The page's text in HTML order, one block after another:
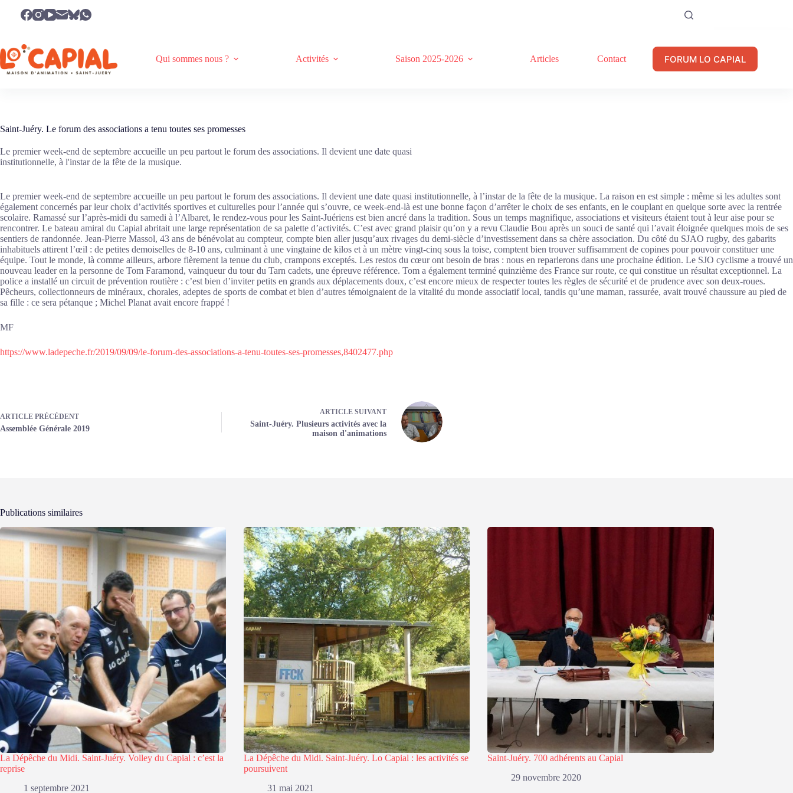
Qui sommes nous ? Activités Saison 2025-2026 Articles Contact FORUM LO CAPIAL
Saint-Juéry. Le forum des associations a tenu toutes ses promesses
Le premier week-end de septembre accueille un peu partout le forum des associations. Il devient une date quasi
institutionnelle, à l'instar de la fête de la musique.
Le premier week-end de septembre accueille un peu partout le forum des associations. Il devient une date quasi institutionnelle, à l’instar de la fête de la musique. La raison en est simple : même si les adultes sont
également concernés par leur choix d’activités sportives et culturelles pour l’année qui s’ouvre, ce week-end-là est une bonne façon d’arrêter le choix de ses enfants, en le couplant en quelque sorte avec la rentrée
scolaire. Ramassé sur l’après-midi du samedi à l’Albaret, le rendez-vous pour les Saint-Juériens est bien ancré dans la tradition. Sous un temps magnifique, associations et visiteurs étaient tout à leur aise pour se
rencontrer. Le bateau amiral du Capial abritait une large représentation de sa palette d’activités. C’est avec grand plaisir qu’on y a revu Claudie Bou après un souci de santé qui l’avait éloignée quelques mois de ses
sentiers de randonnée. Jean-Pierre Massol, 43 ans de bénévolat au compteur, compte bien aller jusqu’aux rivages du demi-siècle d’investissement dans sa chère association. Du côté du SJAO rugby, des gabarits
inhabituels attirent l’œil : de petites demoiselles de 8-10 ans, culminant à une vingtaine de kilos et à un mètre vingt-cinq sous la toise, comptent bien trouver suffisamment de copines pour pouvoir constituer une
équipe. Tout le monde, là comme ailleurs, arbore fièrement la tenue du club, crampons exceptés. Les restos du cœur ont besoin de bras : nous en reparlerons dans une prochaine édition. Le SJO cyclisme a trouvé un
nouveau leader en la personne de Tom Faramond, vainqueur du tour du Tarn cadets, une épreuve référence. Tom a également terminé quinzième des France sur route, ce qui constitue un résultat exceptionnel. La
police a installé un circuit de prévention routière : c’est bien d’inviter petits en grands aux déplacements doux, c’est encore mieux de respecter toutes les règles de sécurité et de prudence avec son deux-roues.
Pêcheurs, collectionneurs de minéraux, chorales, adeptes de sports de combat et bien d’autres témoignaient de la vitalité du monde associatif local, tandis qu’une maman, rassurée, avait trouvé chaussure au pied de
sa fille : ce sera pétanque ; Michel Planat avait encore frappé !
MF
https://www.ladepeche.fr/2019/09/09/le-forum-des-associations-a-tenu-toutes-ses-promesses,8402477.php
ARTICLE PRÉCÉDENT
Assemblée Générale 2019
ARTICLE SUIVANT
Saint-Juéry. Plusieurs activités avec la
maison d'animations
Publications similaires
La Dépêche du Midi. Saint-Juéry. Volley du Capial : c’est la
reprise
1 septembre 2021
La Dépêche du Midi. Saint-Juéry. Lo Capial : les activités se
poursuivent
31 mai 2021
Saint-Juéry. 700 adhérents au Capial
29 novembre 2020